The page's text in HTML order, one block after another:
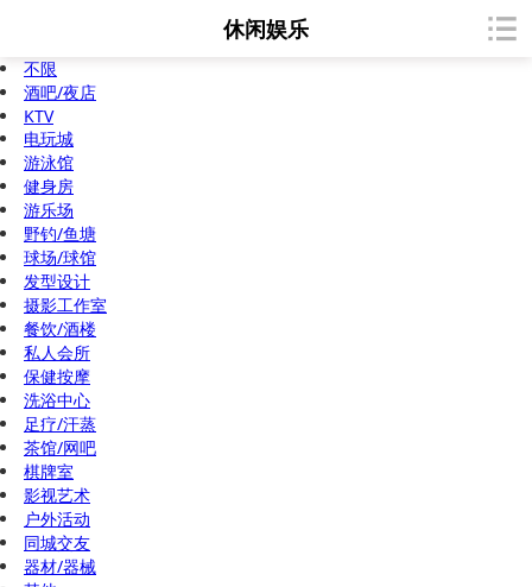
休闲娱乐
不限
酒吧/夜店
KTV
电玩城
游泳馆
健身房
游乐场
野钓/鱼塘
球场/球馆
发型设计
摄影工作室
餐饮/酒楼
私人会所
保健按摩
洗浴中心
足疗/汗蒸
茶馆/网吧
棋牌室
影视艺术
户外活动
同城交友
器材/器械